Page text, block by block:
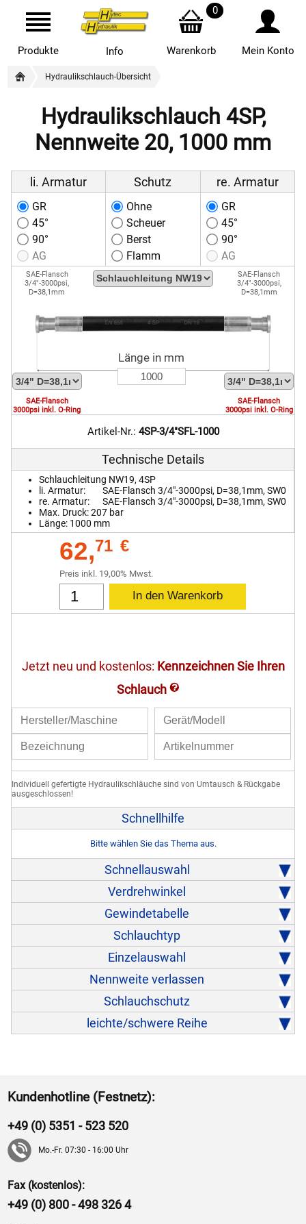
Produkte Info
0
Warenkorb Mein Konto
Hydraulikschlauch-Übersicht
Hydraulikschlauch 4SP,
Nennweite 20, 1000 mm
li. Armatur
GR
45°
90°
AG
Schutz
Ohne
Scheuer
Berst
Flamm
re. Armatur
GR
45°
90°
AG
SAE-Flansch
3/4"-3000psi,
D=38,1mm
SAE-Flansch
3000psi inkl. O-Ring
SAE-Flansch
3/4"-3000psi,
D=38,1mm
SAE-Flansch
3000psi inkl. O-Ring
Länge in mm
Artikel-Nr.: 4SP-3/4"SFL-1000
Technische Details
Schlauchleitung NW19, 4SP
li. Armatur:
SAE-Flansch 3/4"-3000psi, D=38,1mm, SW0
re. Armatur:
SAE-Flansch 3/4"-3000psi, D=38,1mm, SW0
Max. Druck:207 bar
Länge: 1000 mm
62,71 €
Preis inkl. 19,00% Mwst.
Jetzt neu und kostenlos: Kennzeichnen Sie Ihren
Schlauch
LINK
Individuell gefertigte Hydraulikschläuche sind von Umtausch & Rückgabe
ausgeschlossen!
Schnellhilfe
Bitte wählen Sie das Thema aus.
Schnellauswahl
Verdrehwinkel
Gewindetabelle
Schlauchtyp
Einzelauswahl
Nennweite verlassen
Schlauchschutz
leichte/schwere Reihe
Kundenhotline (Festnetz):
+49 (0) 5351 - 523 520
Mo.-Fr. 07:30 - 16:00 Uhr
Fax (kostenlos):
+49 (0) 800 - 498 326 4